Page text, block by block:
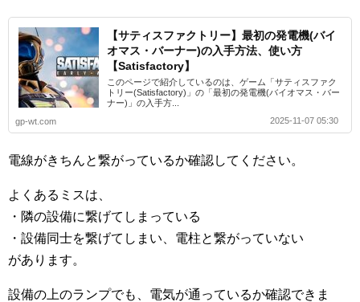
【サティスファクトリー】最初の発電機(バイ
オマス・バーナー)の入手方法、使い方
【Satisfactory】
このページで紹介しているのは、ゲーム「サティスファク
トリー(Satisfactory)」の「最初の発電機(バイオマス・バー
ナー)」の入手方...
gp-wt.com
2025-11-07 05:30
電線がきちんと繋がっているか確認してください。
よくあるミスは、
・隣の設備に繋げてしまっている
・設備同士を繋げてしまい、電柱と繋がっていない
があります。
設備の上のランプでも、電気が通っているか確認できま